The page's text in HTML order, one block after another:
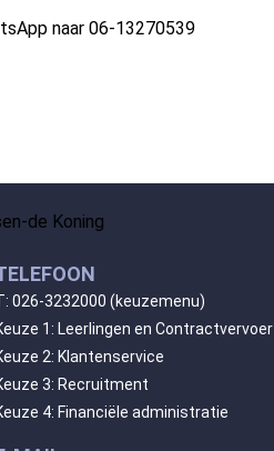
naar 06-13270539
026-3232000 (keuzemenu)
1: Leerlingen en Contractvervoer
2: Klantenservice
3: Recruitment
4: Financiële administratie